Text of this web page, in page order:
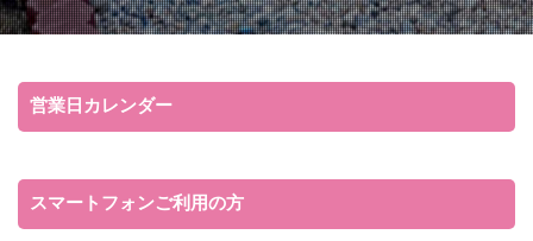
営業日カレンダー
スマートフォンご利用の方